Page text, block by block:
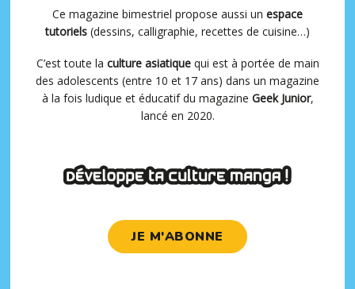
Ce magazine bimestriel propose aussi un espace
tutoriels (dessins, calligraphie, recettes de cuisine…)
C’est toute la culture asiatiquequi est à portée de main
des adolescents (entre 10 et 17 ans) dans un magazine
à la fois ludique et éducatif du magazine Geek Junior,
lancé en 2020.
JE M'ABONNE